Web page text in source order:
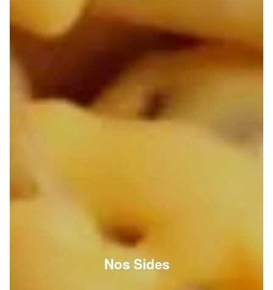
Nos Sides